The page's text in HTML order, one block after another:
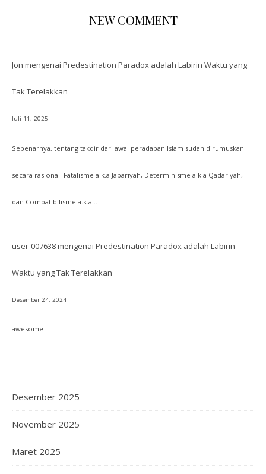
NEW COMMENT
Jon mengenai Predestination Paradox adalah Labirin Waktu yang
Tak Terelakkan
Juli 11, 2025
Sebenarnya, tentang takdir dari awal peradaban Islam sudah dirumuskan
secara rasional. Fatalisme a.k.a Jabariyah, Determinisme a.k.a Qadariyah,
dan Compatibilisme a.k.a…
user-007638mengenai Predestination Paradox adalah Labirin
Waktu yang Tak Terelakkan
Desember 24, 2024
awesome
Desember 2025
November 2025
Maret 2025